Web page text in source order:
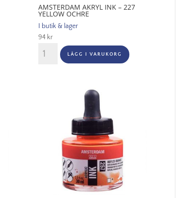
AMSTERDAM AKRYL INK – 227
YELLOW OCHRE
I butik & lager
94 kr
Amsterdam
Akryl
LÄGG I VARUKORG